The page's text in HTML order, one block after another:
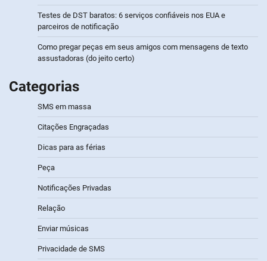
Testes de DST baratos: 6 serviços confiáveis nos EUA e
parceiros de notificação
Como pregar peças em seus amigos com mensagens de texto
assustadoras (do jeito certo)
Categorias
SMS em massa
Citações Engraçadas
Dicas para as férias
Peça
Notificações Privadas
Relação
Enviar músicas
Privacidade de SMS